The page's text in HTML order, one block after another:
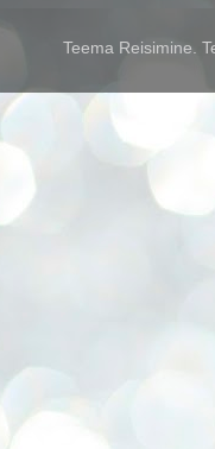
Teema Reisimine.